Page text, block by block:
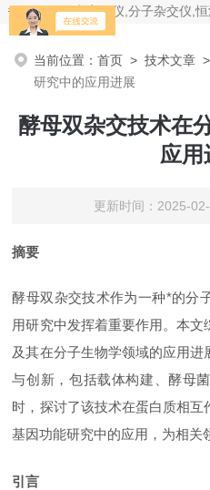
热门关键词：电穿孔仪,分子杂交仪,
当前位置：首页 >技术文章
研究中的应用进展
酵母双杂交技术在
应用
更新时间：2025-
摘要
酵母双杂交技术作为一种*的分
用研究中发挥着重要作用。本
及其在分子生物学领域的应用
与创新，包括载体构建、酵母
时，探讨了该技术在蛋白质相
基因功能研究中的应用，为相关
引言